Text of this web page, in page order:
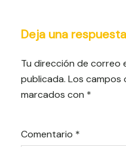
Deja una respuesta
Tu dirección de correo
publicada. Los campos
marcados con *
Comentario *